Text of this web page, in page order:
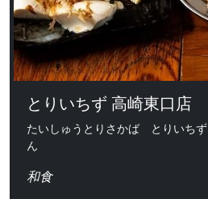
とりいちず 高崎東口店
たいしゅうとりさかば とりいち
ん
和食